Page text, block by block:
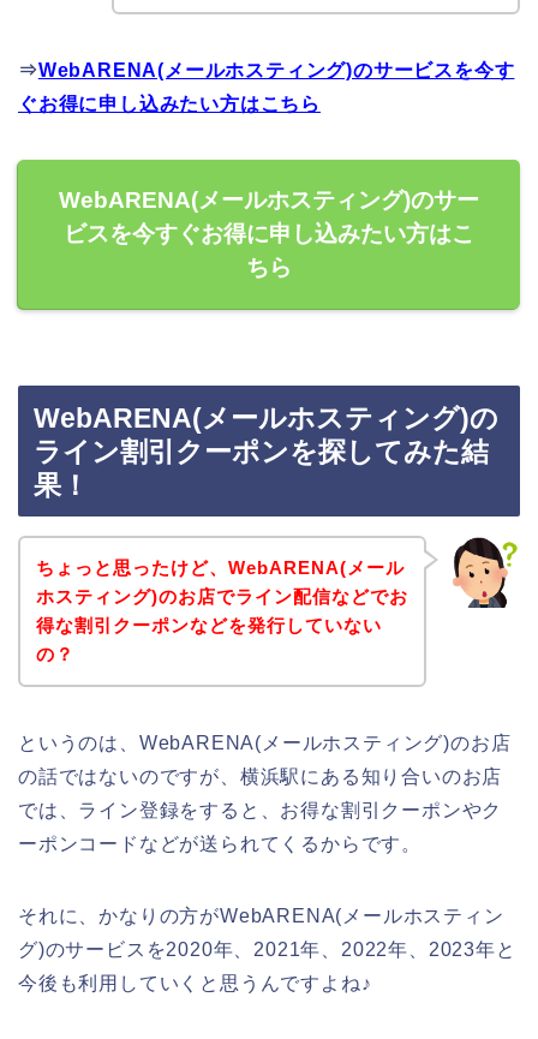
⇒WebARENA(メールホスティング)のサービスを今す
ぐお得に申し込みたい方はこちら
WebARENA(メールホスティング)のサー
ビスを今すぐお得に申し込みたい方はこ
ちら
WebARENA(メールホスティング)の
ライン割引クーポンを探してみた結
果！
ちょっと思ったけど、WebARENA(メール
ホスティング)のお店でライン配信などでお
得な割引クーポンなどを発行していない
の？
というのは、WebARENA(メールホスティング)のお店
の話ではないのですが、横浜駅にある知り合いのお店
では、ライン登録をすると、お得な割引クーポンやク
ーポンコードなどが送られてくるからです。
それに、かなりの方がWebARENA(メールホスティン
グ)のサービスを2020年、2021年、2022年、2023年と
今後も利用していくと思うんですよね♪